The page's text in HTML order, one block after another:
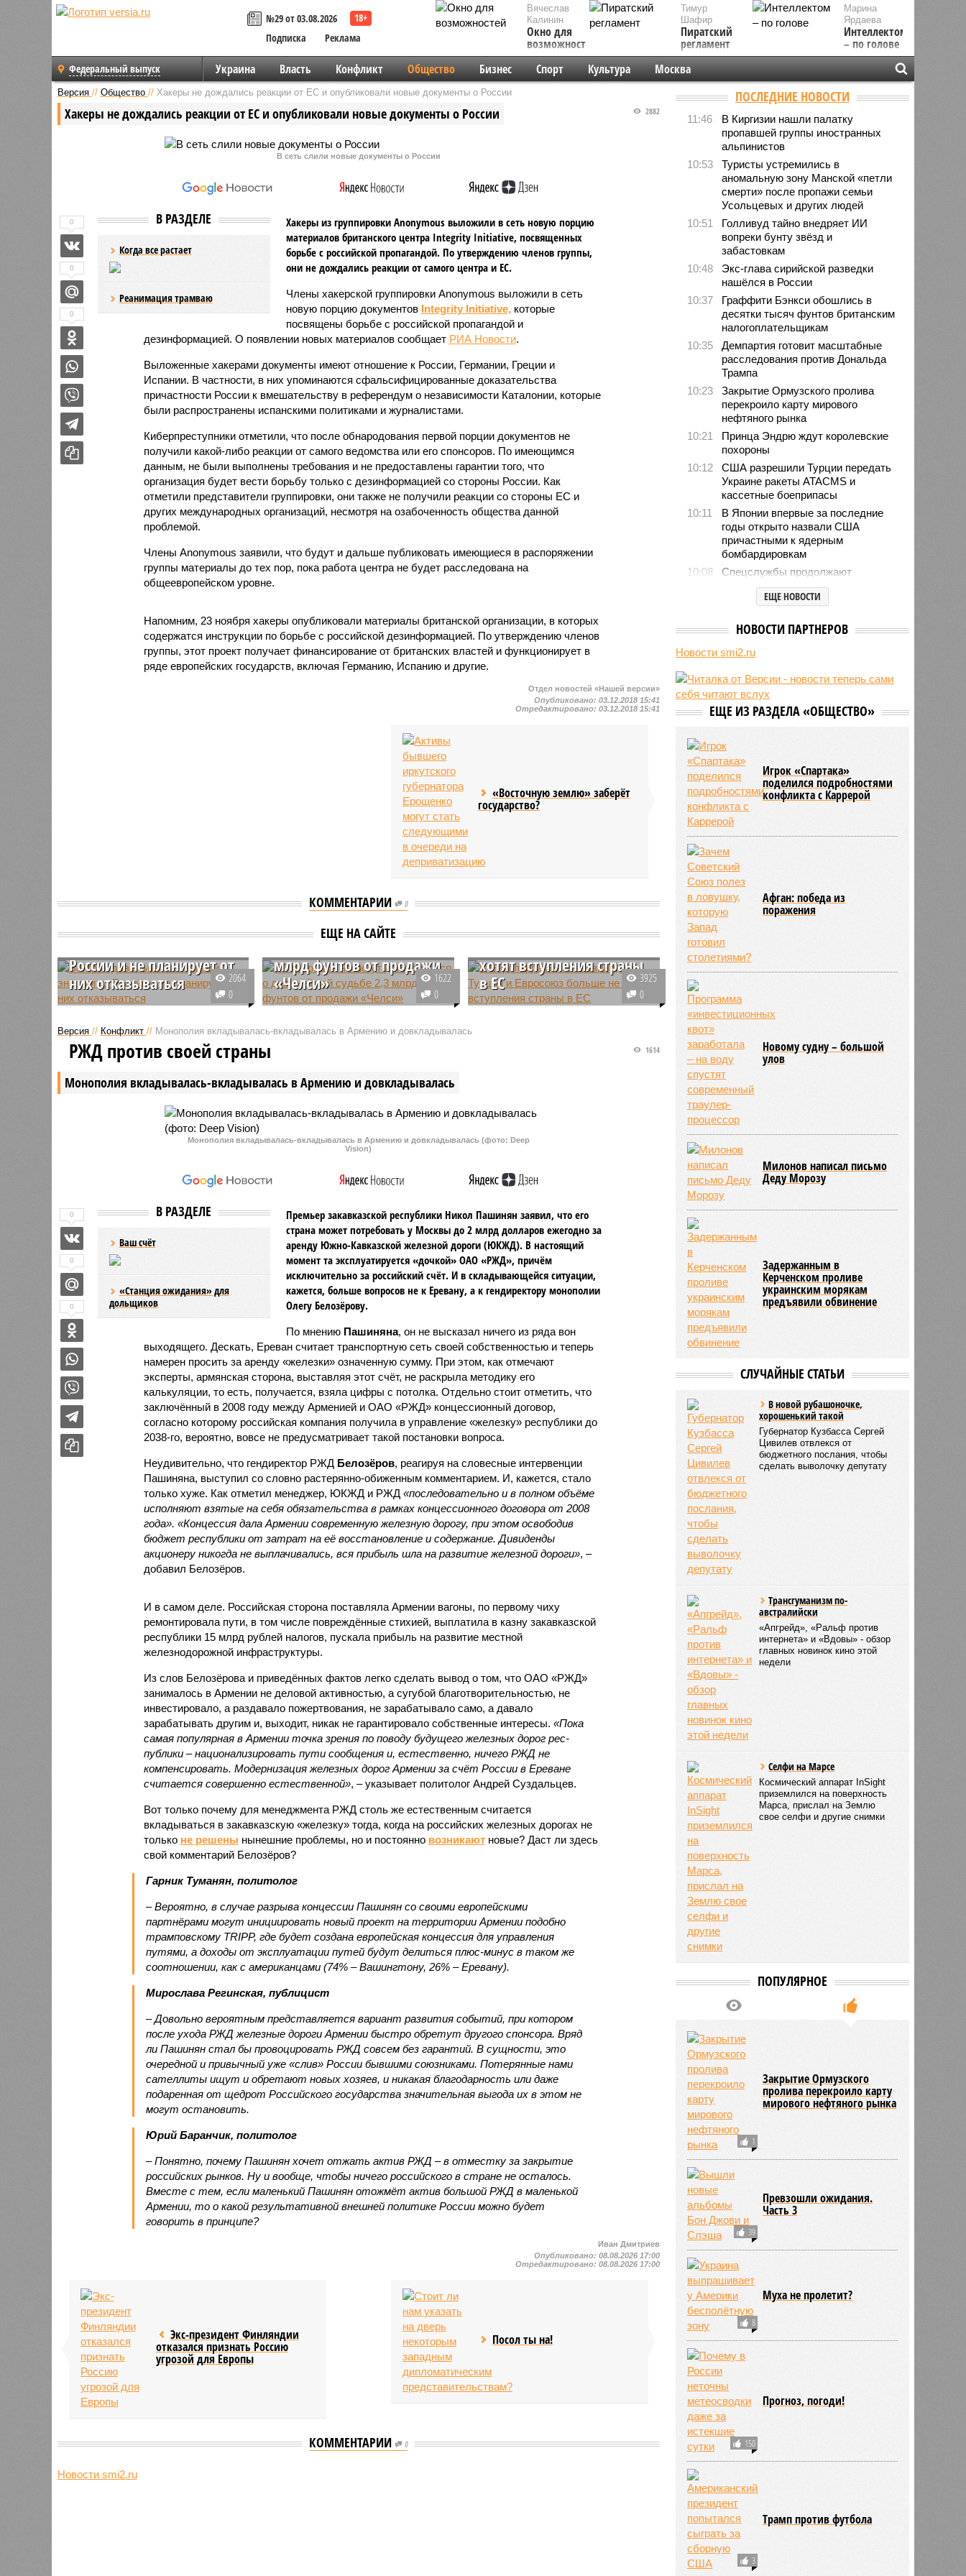
№29 от 03.08.2026
Подписка
Реклама
Вячеслав
Калинин
Окно для
возможностей
Марина
Ярдаева
Интеллектом
– по голове
Тимур
Шафир
Пиратский
регламент
Федеральный выпуск Украина Власть Конфликт Общество Бизнес Спорт Культура Москва
Версия // Общество // Хакеры не дождались реакции от ЕС и опубликовали новые документы о России
Хакеры не дождались реакции от ЕС и опубликовали новые документы о России 2882
В сеть слили новые документы о России
В РАЗДЕЛЕ
Когда все растает
Реанимация трамваю
Хакеры из группировки Anonymous выложили в сеть новую порцию
материалов британского центра Integrity Initiative, посвященных
борьбе с российской пропагандой. По утверждению членов группы,
они не дождались реакции от самого центра и ЕС.
Члены хакерской группировки Anonymous выложили в сеть
новую порцию документов Integrity Initiative,которые
посвящены борьбе с российской пропагандой и
дезинформацией. О появлении новых материалов сообщает РИА Новости.
Выложенные хакерами документы имеют отношение к России, Германии, Греции и
Испании. В частности, в них упоминаются сфальсифицированные доказательства
причастности России к вмешательству в референдум о независимости Каталонии, которые
были распространены испанскими политиками и журналистами.
Киберпреступники отметили, что после обнародования первой порции документов не
получили какой-либо реакции от самого ведомства или его спонсоров. По имеющимся
данным, не были выполнены требования и не предоставлены гарантии того, что
организация будет вести борьбу только с дезинформацией со стороны России. Как
отметили представители группировки, они также не получили реакции со стороны ЕС и
других международных организаций, несмотря на озабоченность общества данной
проблемой.
Члены Anonymous заявили, что будут и дальше публиковать имеющиеся в распоряжении
группы материалы до тех пор, пока работа центра не будет расследована на
общеевропейском уровне.
Напомним, 23 ноября хакеры опубликовали материалы британской организации, в которых
содержатся инструкции по борьбе с российской дезинформацией. По утверждению членов
группы, этот проект получает финансирование от британских властей и функционирует в
ряде европейских государств, включая Германию, Испанию и другие.
0
0
0
Отдел новостей «Нашей версии»
Опубликовано:03.12.2018 15:41
Отредактировано:03.12.2018 15:41
«Восточную землю» заберёт
государство?
КОММЕНТАРИИ 0
ЕЩЕ НА САЙТЕ
Венгрия довольна
России и не планирует от
них отказываться
Как заявил министр иностранных
связей Венгрии Петер Сийярто,
страна не намерена
отказываться от сотрудничества
с Россией, потому что не
2064
0
ЕС и Лондон не могут
договориться о
дальнейшей судьбе 2,3
млрд фунтов от продажи
«Челси»
Британское правительство до
Евросоюзом на тему того, как
продажи футбольного клуба.
1622
0
В Европарламенте
заявили, что Турция и
хотят вступления страны
в ЕС
Турция, которая с 2005 года
не стремится к этому, и сам ЕС
3925
0
Версия // Конфликт // Монополия вкладывалась-вкладывалась в Армению и довкладывалась
Монополия вкладывалась-вкладывалась в Армению и довкладывалась
1614
РЖД против своей страны
Монополия вкладывалась-вкладывалась в Армению и довкладывалась (фото: Deep
Vision)
В РАЗДЕЛЕ
Ваш счёт
«Станция ожидания» для
дольщиков
Премьер закавказской республики Никол Пашинян заявил, что его
страна может потребовать у Москвы до 2 млрд долларов ежегодно за
аренду Южно-Кавказской железной дороги (ЮКЖД). В настоящий
момент та эксплуатируется «дочкой» ОАО «РЖД», причём
исключительно за российский счёт. И в складывающейся ситуации,
кажется, больше вопросов не к Еревану, а к гендиректору монополии
Олегу Белозёрову.
По мнению Пашиняна, он не высказал ничего из ряда вон
выходящего. Дескать, Ереван считает транспортную сеть своей собственностью и теперь
намерен просить за аренду «железки» означенную сумму. При этом, как отмечают
эксперты, армянская сторона, выставляя этот счёт, не раскрыла методику его
калькуляции, то есть, получается, взяла цифры с потолка. Отдельно стоит отметить, что
заключённый в 2008 году между Арменией и ОАО «РЖД» концессионный договор,
согласно которому российская компания получила в управление «железку» республики до
2038-го, вероятно, вовсе не предусматривает такой постановки вопроса.
Неудивительно, что гендиректор РЖД Белозёров, реагируя на словесные интервенции
Пашиняна, выступил со словно растерянно-обиженным комментарием. И, кажется, стало
только хуже. Как отметил менеджер, ЮКЖД и РЖД «последовательно и в полном объёме
исполняют взятые на себя обязательства в рамках концессионного договора от 2008
года». «Концессия дала Армении современную железную дорогу, при этом освободив
бюджет республики от затрат на её восстановление и содержание. Дивиденды
акционеру никогда не выплачивались, вся прибыль шла на развитие железной дороги», –
добавил Белозёров.
И в самом деле. Российская сторона поставляла Армении вагоны, по первому чиху
ремонтировала пути, в том числе повреждённые стихией, выплатила в казну закавказской
республики 15 млрд рублей налогов, пускала прибыль на развитие местной
железнодорожной инфраструктуры.
Из слов Белозёрова и приведённых фактов легко сделать вывод о том, что ОАО «РЖД»
занималось в Армении не деловой активностью, а сугубой благотворительностью, не
инвестировало, а раздавало пожертвования, не зарабатывало само, а давало
зарабатывать другим и, выходит, никак не гарантировало собственные интересы. «Пока
самая популярная в Армении точка зрения по поводу будущего железных дорог рес­
публики – национализировать пути сообщения и, естественно, ничего РЖД не
компенсировать. Модернизация железных дорог Армении за счёт России в Ереване
считается совершенно естественной», – указывает политолог Андрей Суздальцев.
Вот только почему для менеджмента РЖД столь же естественным считается
вкладываться в закавказскую «железку» тогда, когда на российских железных дорогах не
только не решены нынешние проблемы, но и постоянно возникаютновые? Даст ли здесь
свой комментарий Белозёров?
Гарник Туманян, политолог
– Вероятно, в случае разрыва концессии Пашинян со своими европейскими
партнёрами могут инициировать новый проект на территории Армении подобно
трамповскому TRIPP, где будет создана европейская концессия для управления
путями, а доходы от эксплуатации путей будут делиться плюс-минус в таком же
соотношении, как с американцами (74% – Вашингтону, 26% – Еревану).
Мирослава Регинская, публицист
– Довольно вероятным представляется вариант развития событий, при котором
после ухода РЖД железные дороги Армении быстро обретут другого спонсора. Вряд
ли Пашинян стал бы провоцировать РЖД совсем без гарантий. В сущности, это
очередной и привычный уже «слив» России бывшими союзниками. Потерянные нами
сателлиты ищут и обретают новых хозяев, и никакая благодарность или даже
подаренная от щедрот Российского государства значительная выгода их в этом не
могут остановить.
Юрий Баранчик, политолог
– Понятно, почему Пашинян хочет отжать актив РЖД – в отместку за закрытие
российских рынков. Ну и вообще, чтобы ничего российского в стране не осталось.
Вместе с тем, если маленький Пашинян отожмёт актив большой РЖД в маленькой
Армении, то о какой результативной внешней политике России можно будет
говорить в принципе?
0
0
0
Иван Дмитриев
Опубликовано:08.08.2026 17:00
Отредактировано:08.08.2026 17:00
Экс-президент Финляндии
отказался признать Россию
угрозой для Европы
Посол ты на!
КОММЕНТАРИИ 0
Новости smi2.ru
ПОСЛЕДНИЕ НОВОСТИ
11:46
В Киргизии нашли палатку
пропавшей группы иностранных
альпинистов
10:53
Туристы устремились в
аномальную зону Манской «петли
смерти» после пропажи семьи
Усольцевых и других людей
10:51
Голливуд тайно внедряет ИИ
вопреки бунту звёзд и
забастовкам
10:48
Экс-глава сирийской разведки
нашёлся в России
10:37
Граффити Бэнкси обошлись в
десятки тысяч фунтов британским
налогоплательщикам
10:35
Демпартия готовит масштабные
расследования против Дональда
Трампа
10:23
Закрытие Ормузского пролива
перекроило карту мирового
нефтяного рынка
10:21
Принца Эндрю ждут королевские
похороны
10:12
США разрешили Турции передать
Украине ракеты ATACMS и
кассетные боеприпасы
10:11
В Японии впервые за последние
годы открыто назвали США
причастными к ядерным
бомбардировкам
10:08
Спецслужбы продолжают
использовать номерные
радиостанции для передачи
09:59
Детство без ИИ назвали
недовольны 80% граждан
09:48
Россия нарастит количество
авиарейсов с КНР
производства ракет
ЕЩЕ НОВОСТИ
НОВОСТИ ПАРТНЕРОВ
Новости smi2.ru
ЕЩЕ ИЗ РАЗДЕЛА «ОБЩЕСТВО»
Игрок «Спартака»
поделился подробностями
конфликта с Каррерой
Афган: победа из
поражения
Новому судну – большой
улов
Милонов написал письмо
Деду Морозу
Задержанным в
Керченском проливе
украинским морякам
предъявили обвинение
СЛУЧАЙНЫЕ СТАТЬИ
В новой рубашоночке,
хорошенький такой
Губернатор Кузбасса Сергей
Цивилев отвлекся от
бюджетного послания, чтобы
сделать выволочку депутату
Трансгуманизм по-
австралийски
«Апгрейд», «Ральф против
интернета» и «Вдовы» - обзор
главных новинок кино этой
недели
Селфи на Марсе
Космический аппарат InSight
приземлился на поверхность
Марса, прислал на Землю
свое селфи и другие снимки
ПОПУЛЯРНОЕ
1
Закрытие Ормузского
пролива перекроило карту
мирового нефтяного рынка
39
Превзошли ожидания.
Часть 3
8
Муха не пролетит?
150
Прогноз, погоди!
3
Трамп против футбола